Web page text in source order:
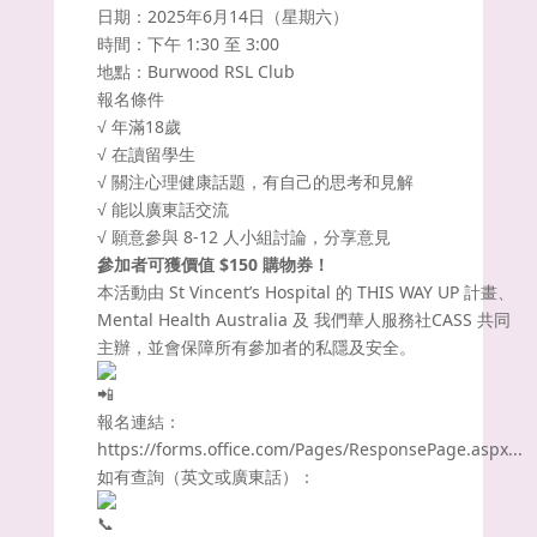
日期：2025年6月14日（星期六）
時間：下午 1:30 至 3:00
地點：Burwood RSL Club
報名條件
√ 年滿18歲
√ 在讀留學生
√ 關注心理健康話題，有自己的思考和見解
√ 能以廣東話交流
√ 願意參與 8-12 人小組討論，分享意見
參加者可獲價值 $150 購物券！
本活動由 St Vincent’s Hospital 的 THIS WAY UP 計畫、
Mental Health Australia 及 我們華人服務社CASS 共同
主辦，並會保障所有參加者的私隱及安全。
報名連結：
https://forms.office.com/Pages/ResponsePage.aspx...
如有查詢（英文或廣東話）：